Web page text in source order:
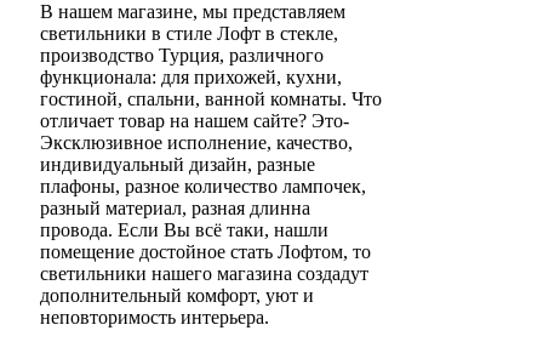
В нашем магазине, мы представляем
светильники в стиле Лофт в стекле,
производство Турция, различного
функционала: для прихожей, кухни,
гостиной, спальни, ванной комнаты. Что
отличает товар на нашем сайте? Это-
Эксклюзивное исполнение, качество,
индивидуальный дизайн, разные
плафоны, разное количество лампочек,
разный материал, разная длинна
провода. Если Вы всё таки, нашли
помещение достойное стать Лофтом, то
светильники нашего магазина создадут
дополнительный комфорт, уют и
неповторимость интерьера.